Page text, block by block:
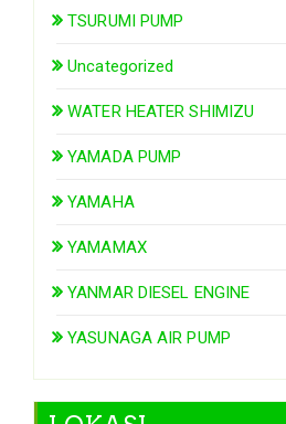
TSURUMI PUMP
Uncategorized
WATER HEATER SHIMIZU
YAMADA PUMP
YAMAHA
YAMAMAX
YANMAR DIESEL ENGINE
YASUNAGA AIR PUMP